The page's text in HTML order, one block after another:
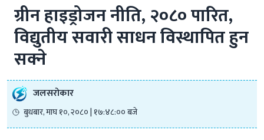
ग्रीन हाइड्रोजन नीति, २०८० पारित,
विद्युतीय सवारी साधन विस्थापित हुन
सक्ने
जलसरोकार
बुधबार, माघ १०, २०८० | १७:४८:०० बजे